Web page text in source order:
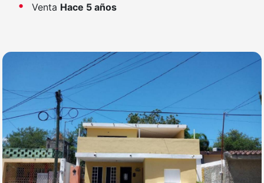
Venta Hace 5 años